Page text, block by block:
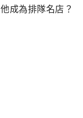
成為排隊名店？